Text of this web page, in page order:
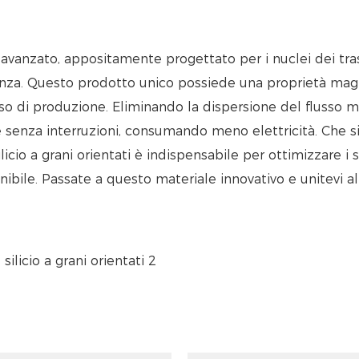
appositamente progettato per i nuclei dei
Questo prodotto unico possiede una proprietà
di produzione. Eliminando la dispersione del flusso
interruzioni, consumando meno elettricità.
a grani orientati è indispensabile per ottimizzare
Passate a questo materiale innovativo e unitevi